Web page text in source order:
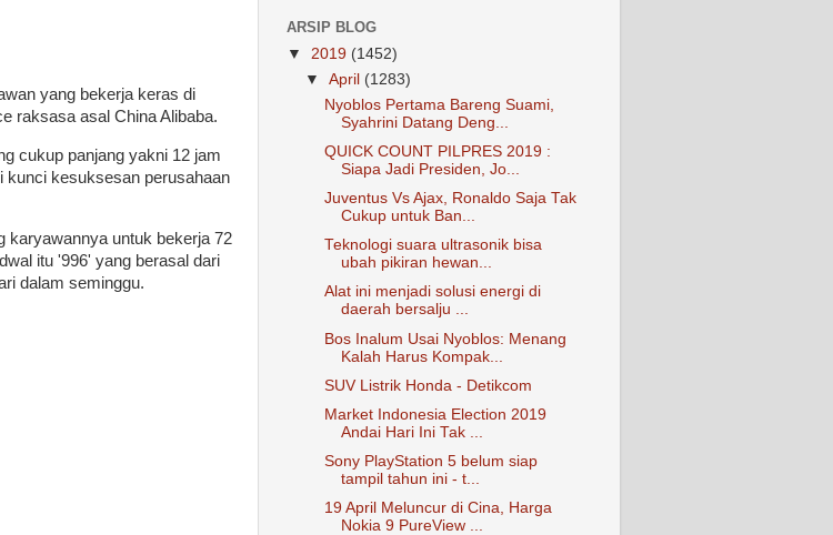
yang bekerja keras di
raksasa asal China Alibaba.
cukup panjang yakni 12 jam
kunci kesuksesan perusahaan
karyawannya untuk bekerja 72
itu '996' yang berasal dari
dalam seminggu.
ARSIP BLOG
▼ 2019 (1452)
▼April (1283)
Nyoblos Pertama Bareng Suami,
Syahrini Datang Deng...
QUICK COUNT PILPRES 2019 :
Siapa Jadi Presiden, Jo...
Juventus Vs Ajax, Ronaldo Saja Tak
Cukup untuk Ban...
Teknologi suara ultrasonik bisa
ubah pikiran hewan...
Alat ini menjadi solusi energi di
daerah bersalju ...
Bos Inalum Usai Nyoblos: Menang
Kalah Harus Kompak...
SUV Listrik Honda - Detikcom
Market Indonesia Election 2019
Andai Hari Ini Tak ...
Sony PlayStation 5 belum siap
tampil tahun ini - t...
19 April Meluncur di Cina, Harga
Nokia 9 PureView ...